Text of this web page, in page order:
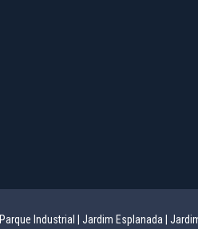
Parque Industrial | Jardim Esplanada |